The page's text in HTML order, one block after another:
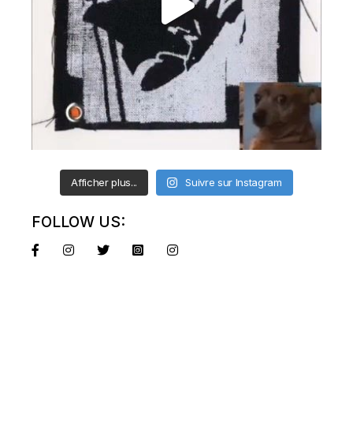
Afficher plus... Suivre sur Instagram
FOLLOW US: